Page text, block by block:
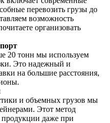
перевозить грузы до
возможность
организовать
20 тонн мы используем
Это надежный и
на большие расстояния,
и объемных грузов мы
Этот метод
продукции даже при